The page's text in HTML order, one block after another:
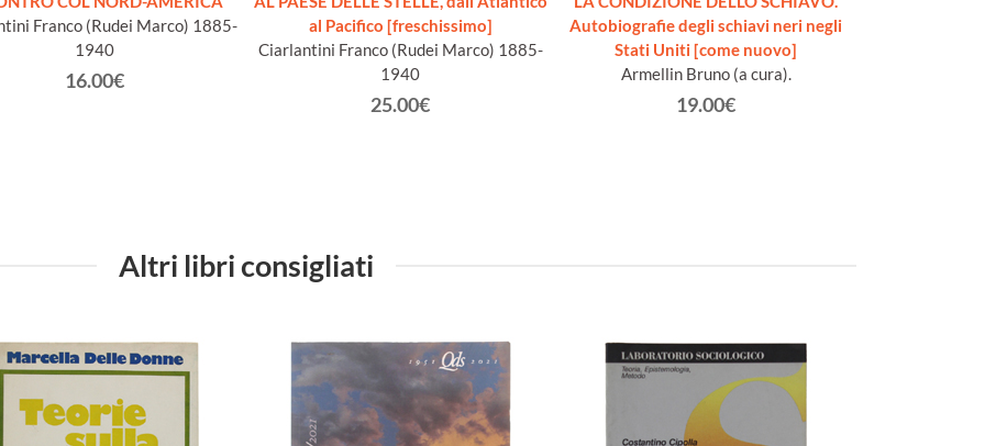
Franco (Rudei Marco) 1885-
1940
16.00€
al Pacifico [freschissimo]
Ciarlantini Franco (Rudei Marco) 1885-
1940
25.00€
Autobiografie degli schiavi neri negli
Stati Uniti [come nuovo]
Armellin Bruno (a cura).
19.00€
Altri libri consigliati